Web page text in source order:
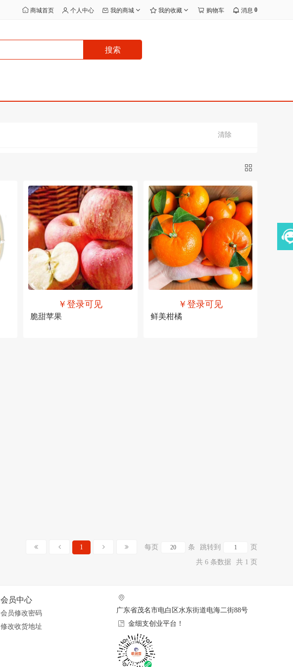
商城首页 个人中心 我的商城 我的收藏 购物车 消息 0
搜索
清除
￥登录可见
脆甜苹果
￥登录可见
鲜美柑橘
1 每页 条 跳转到
页
共 6 条数据
共 1 页
会员中心
会员修改密码
修改收货地址
广东省茂名市电白区水东街道电海二街88号
金细支创业平台！